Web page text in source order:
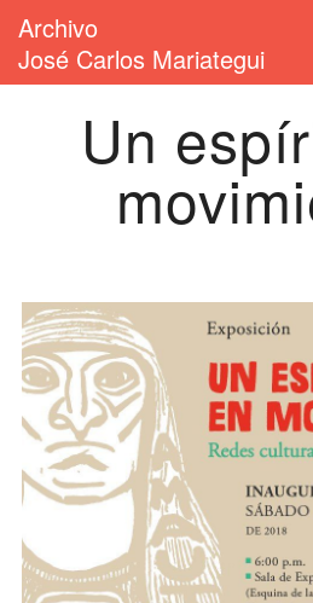
Archivo
José Carlos Mariategui
Un